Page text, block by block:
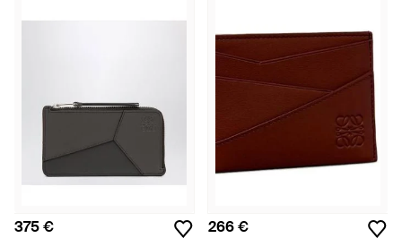
375 € 266 €